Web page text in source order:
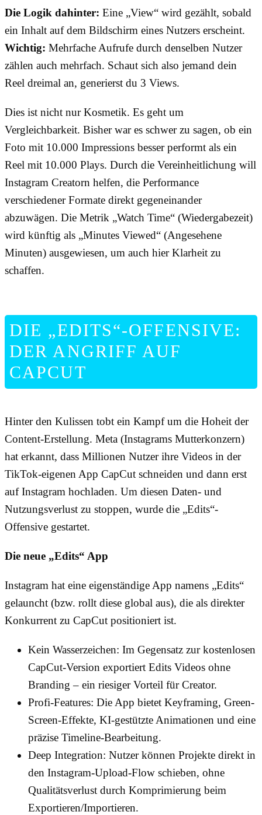
Die Logik dahinter: Eine „View“ wird gezählt, sobald
ein Inhalt auf dem Bildschirm eines Nutzers erscheint.
Wichtig: Mehrfache Aufrufe durch denselben Nutzer
zählen auch mehrfach. Schaut sich also jemand dein
Reel dreimal an, generierst du 3 Views.
Dies ist nicht nur Kosmetik. Es geht um
Vergleichbarkeit. Bisher war es schwer zu sagen, ob ein
Foto mit 10.000 Impressions besser performt als ein
Reel mit 10.000 Plays. Durch die Vereinheitlichung will
Instagram Creatorn helfen, die Performance
verschiedener Formate direkt gegeneinander
abzuwägen. Die Metrik „Watch Time“ (Wiedergabezeit)
wird künftig als „Minutes Viewed“ (Angesehene
Minuten) ausgewiesen, um auch hier Klarheit zu
schaffen.
DIE „EDITS“-OFFENSIVE:
DER ANGRIFF AUF
CAPCUT
Hinter den Kulissen tobt ein Kampf um die Hoheit der
Content-Erstellung. Meta (Instagrams Mutterkonzern)
hat erkannt, dass Millionen Nutzer ihre Videos in der
TikTok-eigenen App CapCut schneiden und dann erst
auf Instagram hochladen. Um diesen Daten- und
Nutzungsverlust zu stoppen, wurde die „Edits“-
Offensive gestartet.
Die neue „Edits“ App
Instagram hat eine eigenständige App namens „Edits“
gelauncht (bzw. rollt diese global aus), die als direkter
Konkurrent zu CapCut positioniert ist.
Kein Wasserzeichen: Im Gegensatz zur kostenlosen
CapCut-Version exportiert Edits Videos ohne
Branding – ein riesiger Vorteil für Creator.
Profi-Features: Die App bietet Keyframing, Green-
Screen-Effekte, KI-gestützte Animationen und eine
präzise Timeline-Bearbeitung.
Deep Integration: Nutzer können Projekte direkt in
den Instagram-Upload-Flow schieben, ohne
Qualitätsverlust durch Komprimierung beim
Exportieren/Importieren.